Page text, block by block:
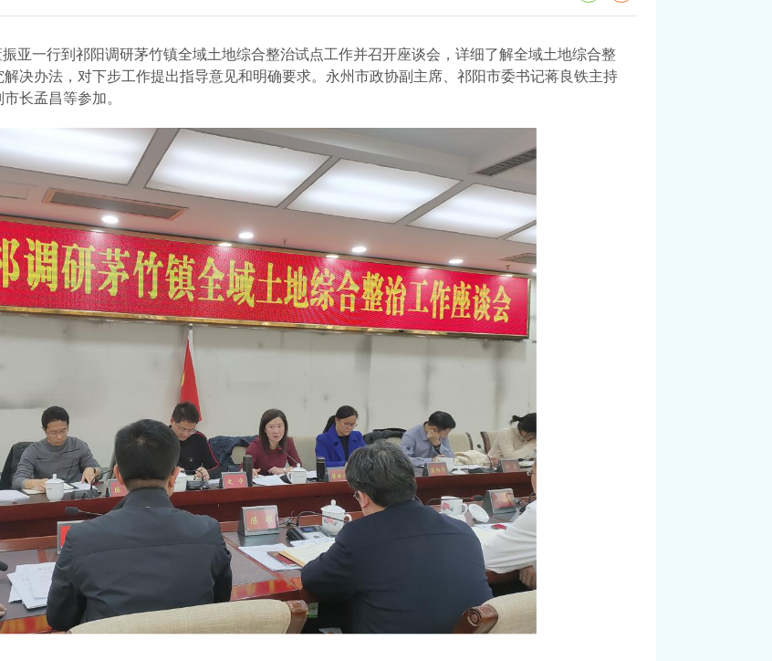
亚一行到祁阳调研茅竹镇全域土地综合整治试点工作并召开座谈会 ， 详细了解全域土地综合整
决办法，对下步工作提出指导意见和明确要求。 永州市政协副主席、祁阳市委书记蒋良铁主持
长孟昌等参加。